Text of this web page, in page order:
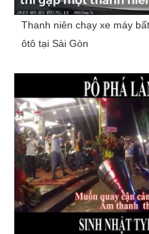
Thanh niên chạy xe máy
ôtô tại Sài Gòn